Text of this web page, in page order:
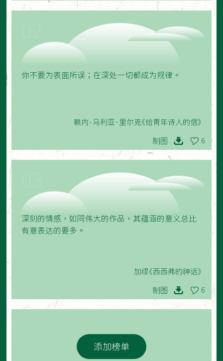
你不要为表面所误；在深处一切都成为规律。
赖内·马利亚·里尔克《给青年诗人的信》
制图 6
深刻的情感，如同伟大的作品，其蕴涵的意义总比
有意表达的要多。
加缪《西西弗的神话》
制图 6
添加榜单